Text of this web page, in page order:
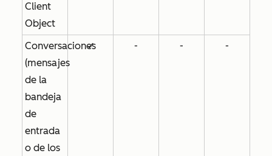
Client
Object
Conversaciones
(mensajes
de la
bandeja
de
entrada
o de los
✓ - - -